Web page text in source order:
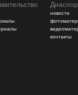
новости
контакты